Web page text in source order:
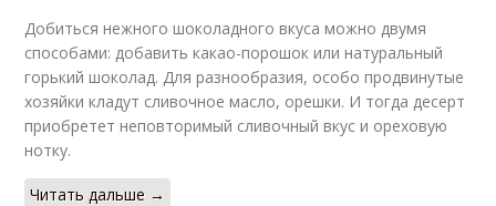
Добиться нежного шоколадного вкуса можно двумя
способами: добавить какао-порошок или натуральный
горький шоколад. Для разнообразия, особо продвинутые
хозяйки кладут сливочное масло, орешки. И тогда десерт
приобретет неповторимый сливочный вкус и ореховую
нотку.
Читать дальше →